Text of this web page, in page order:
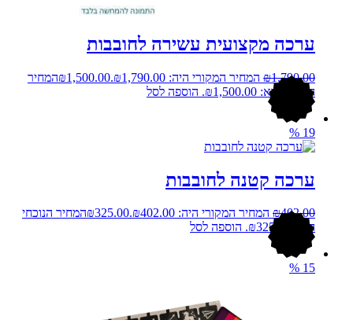
ערכה מקצועית עשירה לחובבות
₪1,790.00 המחיר המקורי היה: ₪1,790.00. ₪1,500.00
המחיר
הנוכחי הוא: ₪1,500.00.
הוספה לסל
%
ערכה קטנה לחובבות
₪402.00 המחיר המקורי היה: ₪402.00. ₪325.00 המחיר הנוכחי
הוא: ₪325.00.
הוספה לסל
%